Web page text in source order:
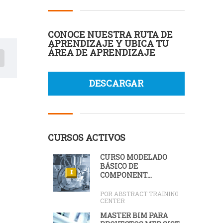
CONOCE NUESTRA RUTA DE
APRENDIZAJE Y UBICA TU
ÁREA DE APRENDIZAJE
DESCARGAR
CURSOS ACTIVOS
CURSO MODELADO
BÁSICO DE
COMPONENT...
POR ABSTRACT TRAINING
CENTER
MÁSTER BIM PARA